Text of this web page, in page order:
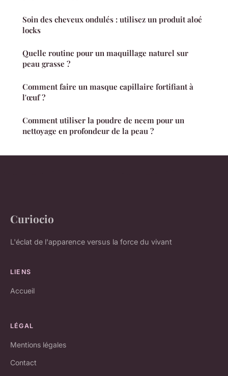
Soin des cheveux ondulés : utilisez un produit aloé
locks
Quelle routine pour un maquillage naturel sur
peau grasse ?
Comment faire un masque capillaire fortifiant à
l'œuf ?
Comment utiliser la poudre de neem pour un
nettoyage en profondeur de la peau ?
Curiocio
L'éclat de l'apparence versus la force du vivant
LIENS
Accueil
LÉGAL
Mentions légales
Contact